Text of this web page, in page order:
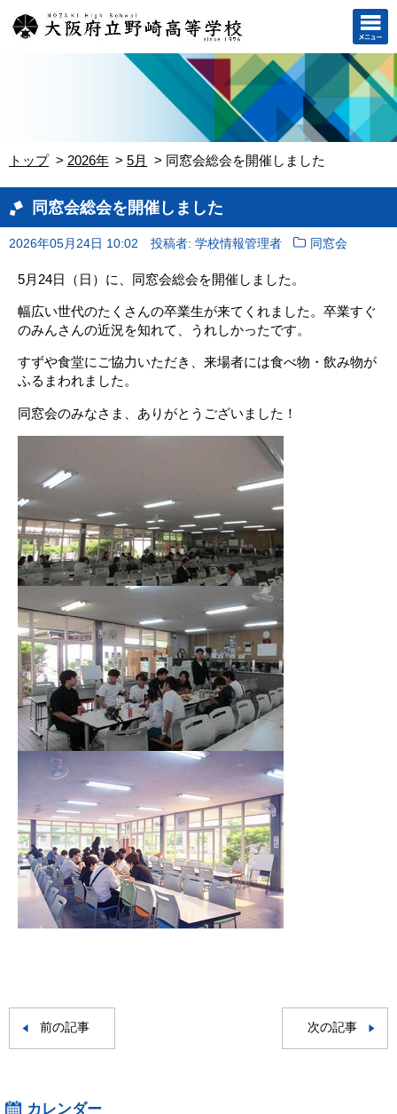
トップ 2026年 5月 同窓会総会を開催しました
同窓会総会を開催しました
2026年05月24日 10:02 投稿者: 学校情報管理者 同窓会
5月24日（日）に、同窓会総会を開催しました。
幅広い世代のたくさんの卒業生が来てくれました。卒業すぐ
のみんさんの近況を知れて、うれしかったです。
すずや食堂にご協力いただき、来場者には食べ物・飲み物が
ふるまわれました。
同窓会のみなさま、ありがとうございました！
前の記事 次の記事
カレンダー